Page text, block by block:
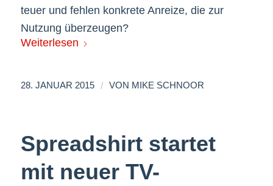
teuer und fehlen konkrete Anreize, die zur
Nutzung überzeugen?
Weiterlesen
28. JANUAR 2015 / VON MIKE SCHNOOR
Spreadshirt startet
mit neuer TV-